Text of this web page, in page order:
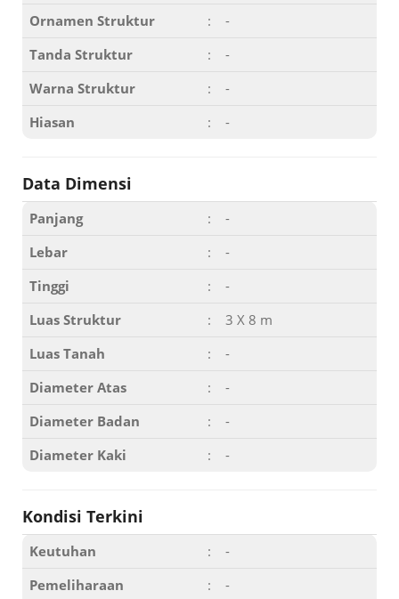
Ornamen Struktur
:
-
Tanda Struktur
:
-
Warna Struktur
:
-
Hiasan
: -
Data Dimensi
Panjang :
-
Lebar
:
-
Tinggi
:
-
Luas Struktur
:
3 X 8 m
Luas Tanah
:
-
Diameter Atas
:
-
Diameter Badan
:
-
Diameter Kaki
: -
Kondisi Terkini
Keutuhan :
-
Pemeliharaan
:
-